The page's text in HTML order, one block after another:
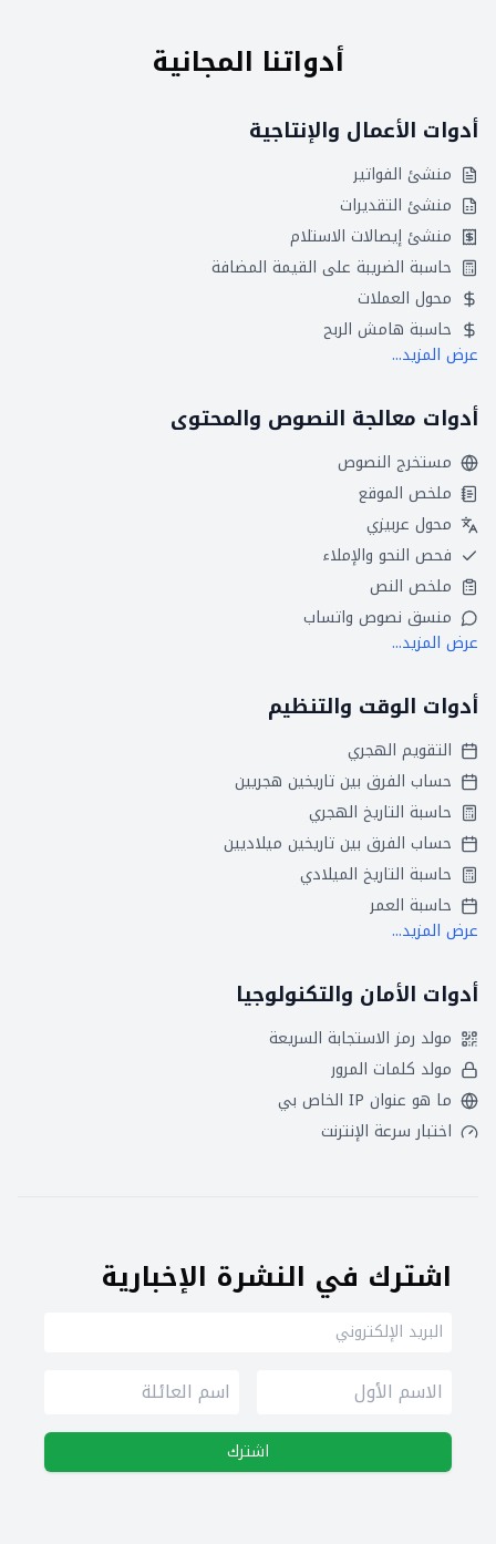
أدواتنا المجانية
أدوات الأعمال والإنتاجية
منشئ الفواتير
منشئ التقديرات
منشئ إيصالات الاستلام
حاسبة الضريبة على القيمة المضافة
محول العملات
حاسبة هامش الربح
عرض المزيد...
أدوات معالجة النصوص والمحتوى
مستخرج النصوص
ملخص الموقع
محول عربيزي
فحص النحو والإملاء
ملخص النص
منسق نصوص واتساب
عرض المزيد...
أدوات الوقت والتنظيم
التقويم الهجري
حساب الفرق بين تاريخين هجريين
حاسبة التاريخ الهجري
حساب الفرق بين تاريخين ميلاديين
حاسبة التاريخ الميلادي
حاسبة العمر
عرض المزيد...
أدوات الأمان والتكنولوجيا
مولد رمز الاستجابة السريعة
مولد كلمات المرور
ما هو عنوان IP الخاص بي
اختبار سرعة الإنترنت
اشترك في النشرة الإخبارية
اشترك